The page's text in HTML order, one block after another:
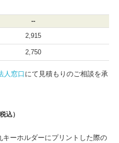
--
2,915
2,750
人窓口にて見積もりのご相談を承
込）
ーホルダーにプリントした際の